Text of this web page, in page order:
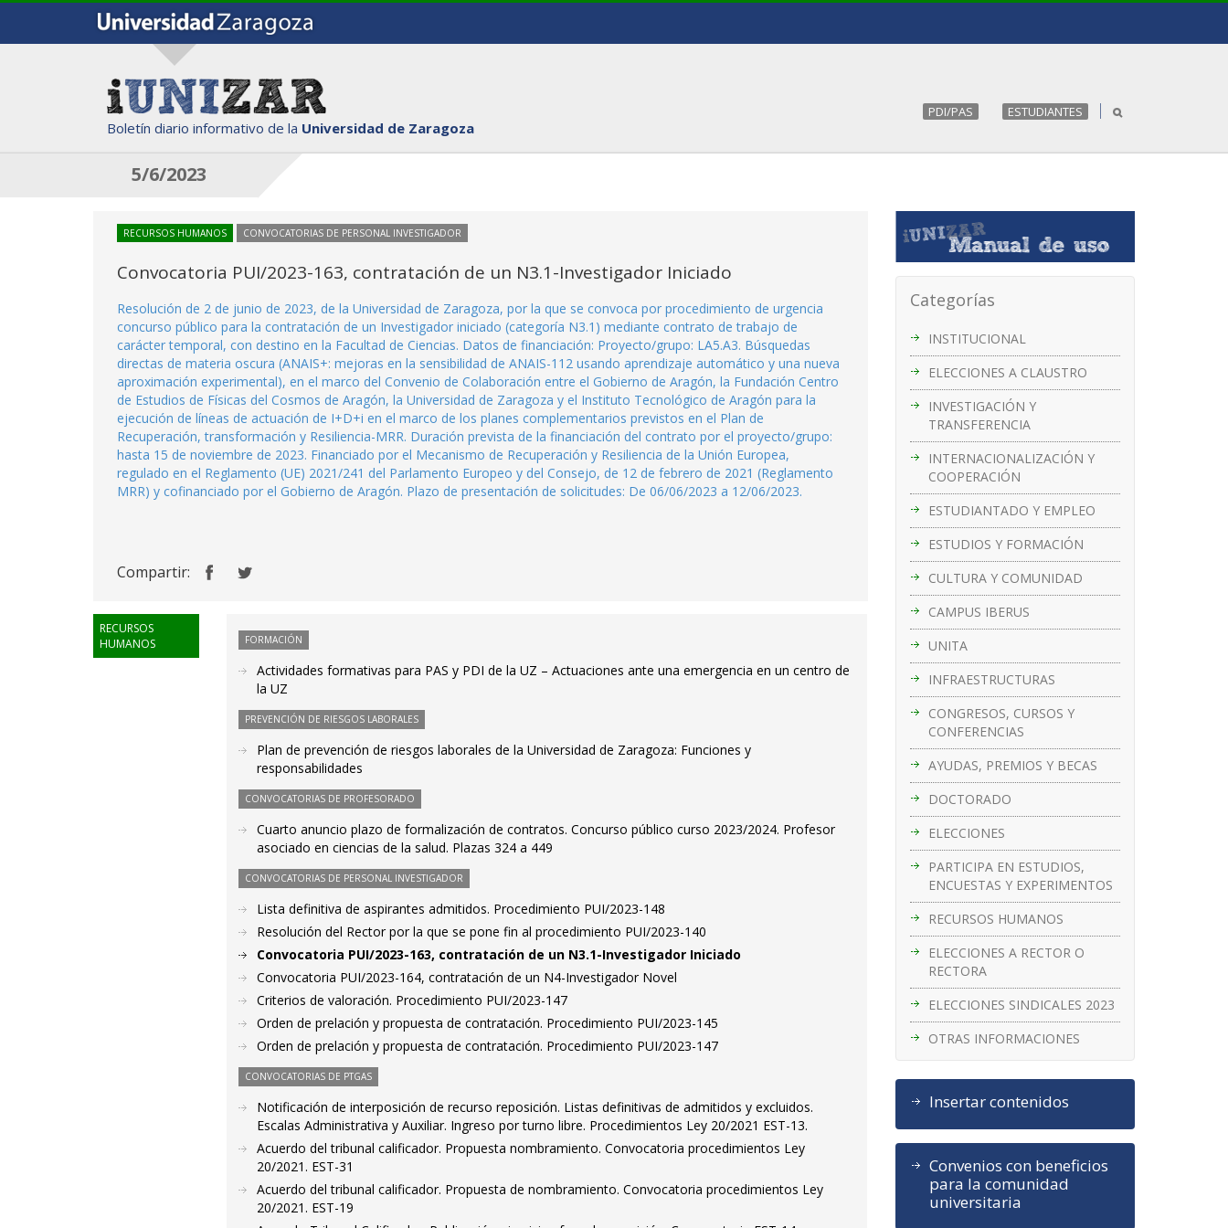
Boletín diario informativo de la Universidad de Zaragoza
PDI/PAS ESTUDIANTES
5/6/2023
Categorías
INSTITUCIONAL
ELECCIONES A CLAUSTRO
INVESTIGACIÓN Y
TRANSFERENCIA
INTERNACIONALIZACIÓN Y
COOPERACIÓN
ESTUDIANTADO Y EMPLEO
ESTUDIOS Y FORMACIÓN
CULTURA Y COMUNIDAD
CAMPUS IBERUS
UNITA
INFRAESTRUCTURAS
CONGRESOS, CURSOS Y
CONFERENCIAS
AYUDAS, PREMIOS Y BECAS
DOCTORADO
ELECCIONES
PARTICIPA EN ESTUDIOS,
ENCUESTAS Y EXPERIMENTOS
RECURSOS HUMANOS
ELECCIONES A RECTOR O
RECTORA
ELECCIONES SINDICALES 2023
OTRAS INFORMACIONES
Insertar contenidos
Convenios con beneficios
para la comunidad
universitaria
RECURSOS HUMANOS CONVOCATORIAS DE PERSONAL INVESTIGADOR
Convocatoria PUI/2023-163, contratación de un N3.1-Investigador Iniciado
Resolución de 2 de junio de 2023, de la Universidad de Zaragoza, por la que se convoca por procedimiento de urgencia
concurso público para la contratación de un Investigador iniciado (categoría N3.1) mediante contrato de trabajo de
carácter temporal, con destino en la Facultad de Ciencias. Datos de financiación: Proyecto/grupo: LA5.A3. Búsquedas
directas de materia oscura (ANAIS+: mejoras en la sensibilidad de ANAIS-112 usando aprendizaje automático y una nueva
aproximación experimental), en el marco del Convenio de Colaboración entre el Gobierno de Aragón, la Fundación Centro
de Estudios de Físicas del Cosmos de Aragón, la Universidad de Zaragoza y el Instituto Tecnológico de Aragón para la
ejecución de líneas de actuación de I+D+i en el marco de los planes complementarios previstos en el Plan de
Recuperación, transformación y Resiliencia-MRR. Duración prevista de la financiación del contrato por el proyecto/grupo:
hasta 15 de noviembre de 2023. Financiado por el Mecanismo de Recuperación y Resiliencia de la Unión Europea,
regulado en el Reglamento (UE) 2021/241 del Parlamento Europeo y del Consejo, de 12 de febrero de 2021 (Reglamento
MRR) y cofinanciado por el Gobierno de Aragón. Plazo de presentación de solicitudes: De 06/06/2023 a 12/06/2023.
Compartir:
RECURSOS
HUMANOS
FORMACIÓN
Actividades formativas para PAS y PDI de la UZ – Actuaciones ante una emergencia en un centro de
la UZ
PREVENCIÓN DE RIESGOS LABORALES
Plan de prevención de riesgos laborales de la Universidad de Zaragoza: Funciones y
responsabilidades
CONVOCATORIAS DE PROFESORADO
Cuarto anuncio plazo de formalización de contratos. Concurso público curso 2023/2024. Profesor
asociado en ciencias de la salud. Plazas 324 a 449
CONVOCATORIAS DE PERSONAL INVESTIGADOR
Lista definitiva de aspirantes admitidos. Procedimiento PUI/2023-148
Resolución del Rector por la que se pone fin al procedimiento PUI/2023-140
Convocatoria PUI/2023-163, contratación de un N3.1-Investigador Iniciado
Convocatoria PUI/2023-164, contratación de un N4-Investigador Novel
Criterios de valoración. Procedimiento PUI/2023-147
Orden de prelación y propuesta de contratación. Procedimiento PUI/2023-145
Orden de prelación y propuesta de contratación. Procedimiento PUI/2023-147
CONVOCATORIAS DE PTGAS
Notificación de interposición de recurso reposición. Listas definitivas de admitidos y excluidos.
Escalas Administrativa y Auxiliar. Ingreso por turno libre. Procedimientos Ley 20/2021 EST-13.
Acuerdo del tribunal calificador. Propuesta nombramiento. Convocatoria procedimientos Ley
20/2021. EST-31
Acuerdo del tribunal calificador. Propuesta de nombramiento. Convocatoria procedimientos Ley
20/2021. EST-19